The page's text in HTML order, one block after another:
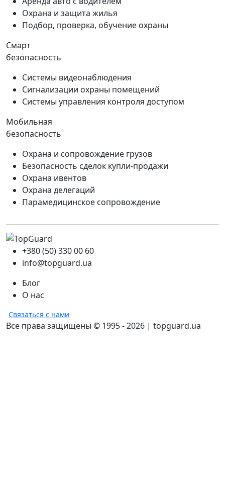
Охрана и защита жилья
Подбор, проверка, обучение охраны
Смарт
безопасность
Системы видеонаблюдения
Сигнализации охраны помещений
Системы управления контроля доступом
Мобильная
безопасность
Охрана и сопровождение грузов
Безопасность сделок купли-продажи
Охрана ивентов
Охрана делегаций
Парамедицинское сопровождение
+380 (50) 330 00 60
info@topguard.ua
Блог
О нас
Связаться с нами
Все права защищены © 1995 - 2026 | topguard.ua